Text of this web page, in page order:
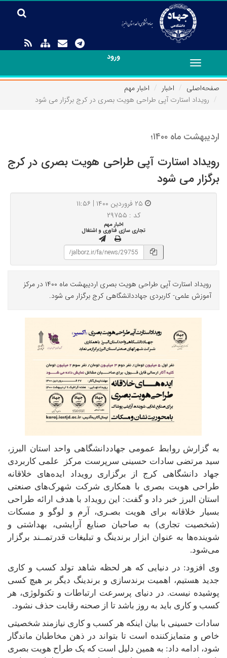
ورود
Toggle
navigation
صفحه‌اصلی
اخبار
اخبار مهم
رویداد استارت آپی طراحی هویت بصری در کرج برگزار می شود
اردیبهشت ماه ۱۴۰۰؛
رویداد استارت آپی طراحی هویت بصری در کرج
برگزار می شود
کد : ۲۹۷۵۵
اخبار مهم
تجاری سازی فناوری و اشتغال
رویداد استارت آپی طراحی هویت بصری اردیبهشت ماه ۱۴۰۰ در مرکز
آموزش علمی- کاربردی جهاددانشگاهی کرج برگزار می شود.
به گزارش روابط عمومی جهاددانشگاهی واحد استان البرز،
سید مرتضی سادات حسینی سرپرست مرکز علمی کاربردی
جهاد دانشگاهی کرج از برگزاری رویداد ایده‌های خلاقانه
طراحی هویت بصری با همکاری شرکت شهرک‌های صنعتی
استان البرز خبر داد و گفت: این رویداد با هدف ارائه طراحی
بسیار خلاقانه برای هویت بصـری، آرم و لوگو و مسکات
(شخصیت تجاری) به صاحبان صنایع آرایشی، بهداشتی و
شوینده‌ها به عنوان ابزار برندینگ و تبلیغات قدرتمــند برگزار
می‌شود.
وی افزود: در دنیایی که هر لحظه شاهد تولد کسب و کاری
جدید هستیم، اهمیت برندسازی و برندینگ دیگر بر هیچ‌ کسی
پوشیده نیست. در دنیای پرسرعت ارتباطات و تکنولوژی، هر
کسب و کاری باید به روز باشد تا از صحنه رقابت حذف نشود.
سادات حسینی با بیان اینکه هر کسب و کاری نیازمند شخصیتی
خاص و متمایزکننده است تا بتواند در ذهن مخاطبان ماندگار
شود، ادامه داد: به همین دلیل است که یک طراح هویت بصری